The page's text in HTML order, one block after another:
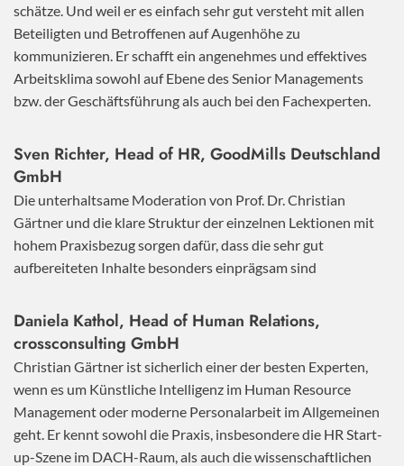
schätze. Und weil er es einfach sehr gut versteht mit allen
Beteiligten und Betroffenen auf Augenhöhe zu
kommunizieren. Er schafft ein angenehmes und effektives
Arbeitsklima sowohl auf Ebene des Senior Managements
bzw. der Geschäftsführung als auch bei den Fachexperten.
Sven Richter, Head of HR, GoodMills Deutschland
GmbH
Die unterhaltsame Moderation von Prof. Dr. Christian
Gärtner und die klare Struktur der einzelnen Lektionen mit
hohem Praxisbezug sorgen dafür, dass die sehr gut
aufbereiteten Inhalte besonders einprägsam sind
Daniela Kathol, Head of Human Relations,
crossconsulting GmbH
Christian Gärtner ist sicherlich einer der besten Experten,
wenn es um Künstliche Intelligenz im Human Resource
Management oder moderne Personalarbeit im Allgemeinen
geht. Er kennt sowohl die Praxis, insbesondere die HR Start-
up-Szene im DACH-Raum, als auch die wissenschaftlichen